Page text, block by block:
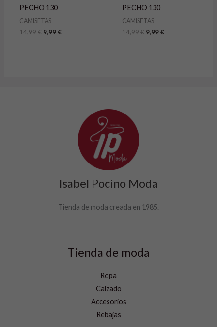
PECHO 130
CAMISETAS
14,99€ 9,99€
PECHO 130
CAMISETAS
14,99€ 9,99€
Isabel Pocino Moda
Tienda de moda creada en 1985.
Tienda de moda
Ropa
Calzado
Accesorios
Rebajas